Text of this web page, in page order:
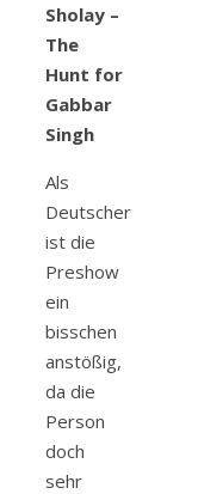
Sholay –
The
Hunt for
Gabbar
Singh
Als
Deutscher
ist die
Preshow
ein
bisschen
anstößig,
da die
Person
doch
sehr